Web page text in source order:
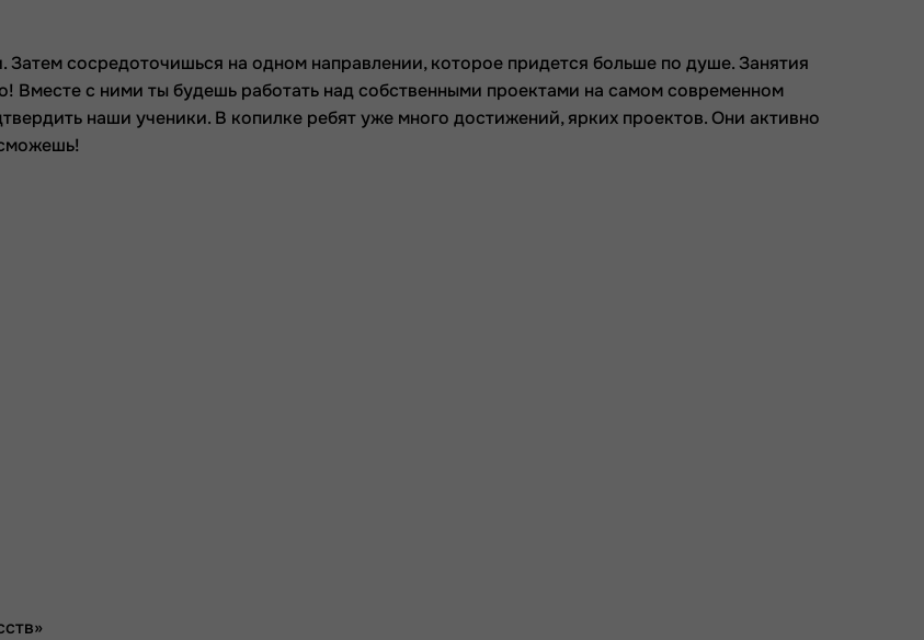
Затем сосредоточишься на одном направлении, которое придется больше по душе. Занятия
Вместе с ними ты будешь работать над собственными проектами на самом современном
наши ученики. В копилке ребят уже много достижений, ярких проектов. Они активно